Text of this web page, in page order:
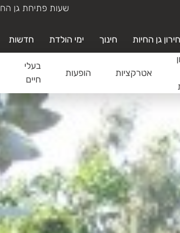
ימי א'-ה' משעה 19:00-9:00
גן החיות חינוך ימי הולדת חדשות
אטרקציות הופעות
בעלי
חיים